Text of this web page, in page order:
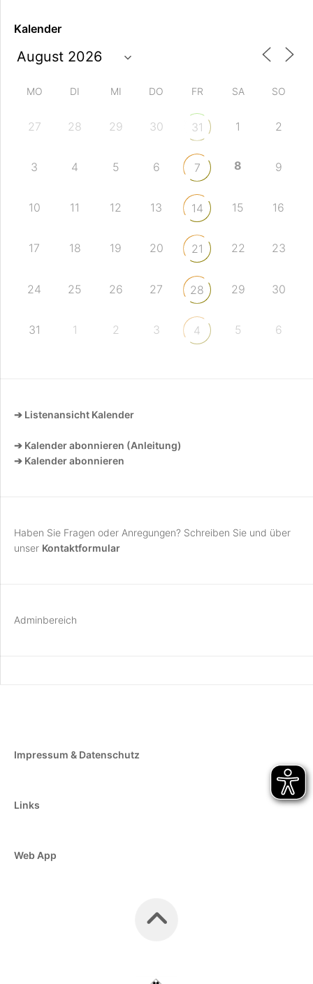
Kalender
MO DI MI DO FR SA SO
27 28 29 30 31 1 2
3 4 5 6 7 8 9
10 11 12 13 14 15 16
17 18 19 20 21 22 23
24 25 26 27 28 29 30
31 1 2 3 4 5 6
➔ Listenansicht Kalender
➔ Kalender abonnieren (Anleitung)
➔ Kalender abonnieren
Haben Sie Fragen oder Anregungen? Schreiben Sie und über
unser Kontaktformular
Adminbereich
Impressum & Datenschutz
Links
Web App